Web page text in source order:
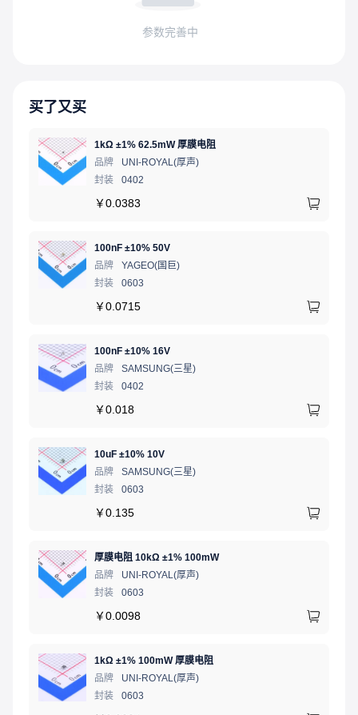
参数完善中
买了又买
1kΩ ±1% 62.5mW 厚膜电阻
品牌
UNI-ROYAL(厚声)
封装
0402
￥0.0383
100nF ±10% 50V
品牌
YAGEO(国巨)
封装
0603
￥0.0715
100nF ±10% 16V
品牌
SAMSUNG(三星)
封装
0402
￥0.018
10uF ±10% 10V
品牌
SAMSUNG(三星)
封装
0603
￥0.135
厚膜电阻 10kΩ ±1% 100mW
品牌
UNI-ROYAL(厚声)
封装
0603
￥0.0098
1kΩ ±1% 100mW 厚膜电阻
品牌
UNI-ROYAL(厚声)
封装
0603